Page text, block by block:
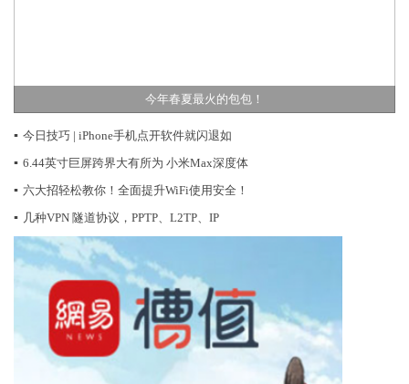
今年春夏最火的包包！
▪ 今日技巧 | iPhone手机点开软件就闪退如
▪ 6.44英寸巨屏跨界大有所为 小米Max深度体
▪ 六大招轻松教你！全面提升WiFi使用安全！
▪ 几种VPN 隧道协议，PPTP、L2TP、IP